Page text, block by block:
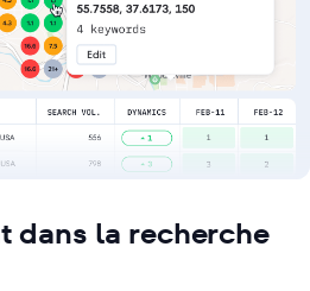
dans la recherche